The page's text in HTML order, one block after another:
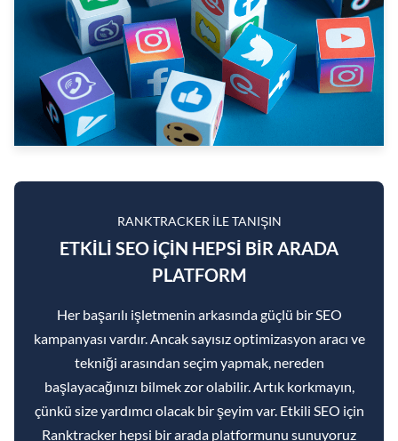
RANKTRACKER ILE TANIŞIN
ETKILI SEO IÇIN HEPSI BIR ARADA
PLATFORM
Her başarılı işletmenin arkasında güçlü bir SEO
kampanyası vardır. Ancak sayısız optimizasyon aracı ve
tekniği arasından seçim yapmak, nereden
başlayacağınızı bilmek zor olabilir. Artık korkmayın,
çünkü size yardımcı olacak bir şeyim var. Etkili SEO için
Ranktracker hepsi bir arada platformunu sunuyoruz